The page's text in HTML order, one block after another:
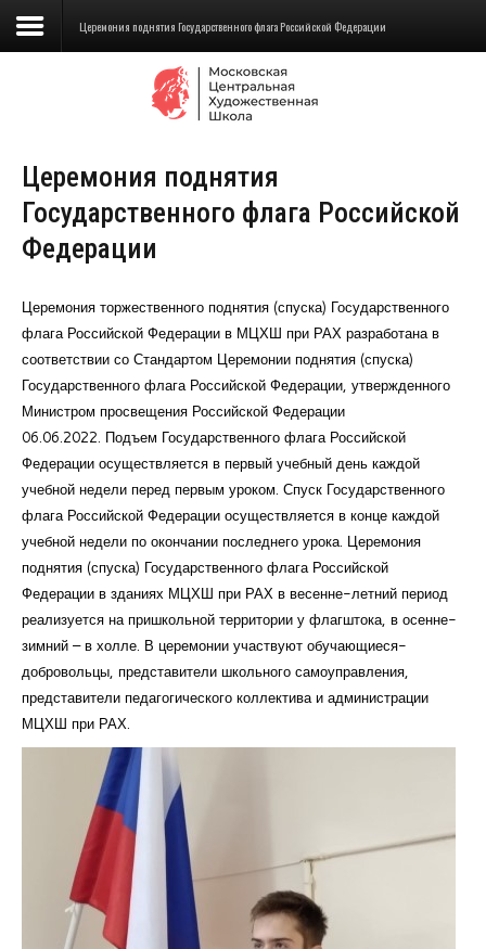
Сведения об образовательной
Школа
Училище
Детская Художественная школа
Поступающим
Подготовка
Образование
Доп. образование
Курсы повышения квалификации
Центр непрерывного образования
Конкурсы
Творческий инкубатор
Церемония поднятия Государственного флага Российской Федерации
Церемония поднятия
Государственного флага Российской
Федерации
Церемония торжественного поднятия (спуска) Государственного
флага Российской Федерации в МЦХШ при РАХ разработана в
соответствии со Стандартом Церемонии поднятия (спуска)
Государственного флага Российской Федерации, утвержденного
Министром просвещения Российской Федерации
06.06.2022. Подъем Государственного флага Российской
Федерации осуществляется в первый учебный день каждой
учебной недели перед первым уроком. Спуск Государственного
флага Российской Федерации осуществляется в конце каждой
учебной недели по окончании последнего урока. Церемония
поднятия (спуска) Государственного флага Российской
Федерации в зданиях МЦХШ при РАХ в весенне-летний период
реализуется на пришкольной территории у флагштока, в осенне-
зимний – в холле. В церемонии участвуют обучающиеся-
добровольцы, представители школьного самоуправления,
представители педагогического коллектива и администрации
МЦХШ при РАХ.